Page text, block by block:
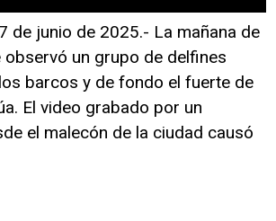
de junio de 2025.- La mañana de
un grupo de delfines
barcos y de fondo el fuerte de
El video grabado por un
el malecón de la ciudad causó